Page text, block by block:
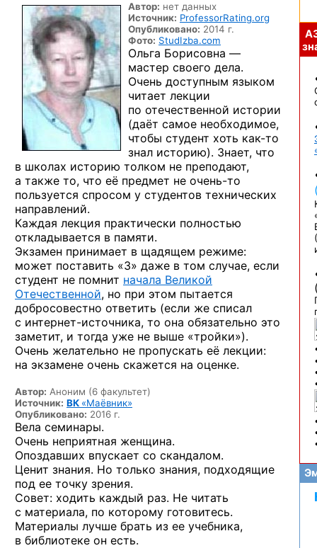
Автор: нет данных
Источник: ProfessorRating.org
Опубликовано: 2014 г.
Фото: StudIzba.com
Ольга Борисовна —
мастер своего дела.
Очень доступным языком
читает лекции
по отечественной истории
(даёт самое необходимое,
чтобы студент хоть как-то
знал историю). Знает, что
в школах историю толком не преподают,
а также то, что её предмет не очень-то
пользуется спросом у студентов технических
направлений.
Каждая лекция практически полностью
откладывается в памяти.
Экзамен принимает в щадящем режиме:
может поставить «3» даже в том случае, если
студент не помнит начала Великой
Отечественной, но при этом пытается
добросовестно ответить (если же списал
с интернет-источника, то она обязательно это
заметит, и тогда уже не выше «тройки»).
Очень желательно не пропускать её лекции:
на экзамене очень скажется на оценке.
Автор: Аноним (6 факультет)
Источник: ВК «Маёвник»
Опубликовано: 2016 г.
Вела семинары.
Очень неприятная женщина.
Опоздавших впускает со скандалом.
Ценит знания. Но только знания, подходящие
под ее точку зрения.
Совет: ходить каждый раз. Не читать
с материала, по которому готовитесь.
Материалы лучше брать из ее учебника,
в библиотеке он есть.
(